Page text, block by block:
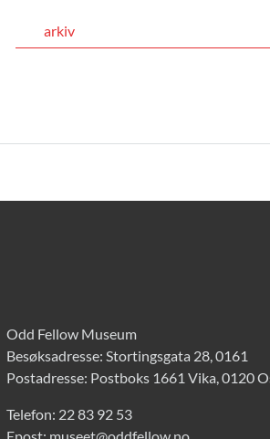
arkiv
Odd Fellow Museum
Besøksadresse: Stortingsgata 28, 0161
Postadresse: Postboks 1661 Vika, 0120
Telefon: 22 83 92 53